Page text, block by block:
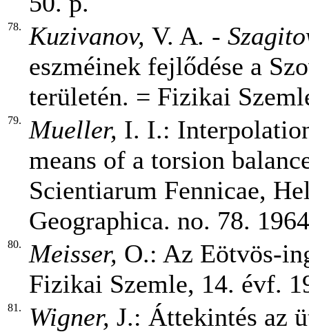
78. Kuzivanov, V. A. -
eszméinek fejlődése a
területén. = Fizikai
79. Mueller, I. I.:
means of a torsion
Scientiarum Fennicae,
Geographica. no. 78.
80. Meisser, O.: Az Eötvös-
Fizikai Szemle, 14. évf.
81. Wigner, J.: Áttekintés az